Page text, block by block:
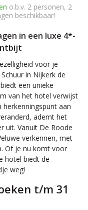
o.b.v. 2 personen, 2
beschikbaar!
in een luxe 4*-
voor je
in Nijkerk de
een unieke
van het hotel verwijst
aan
ademt het
uit. Vanuit De Roode
verkennen, met
Of je nu komt voor
hotel biedt de
weg!
t/m 31